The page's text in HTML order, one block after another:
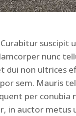
suscipit
nunc
non ultrices
sem. Mauris
per conubia
auctor metus